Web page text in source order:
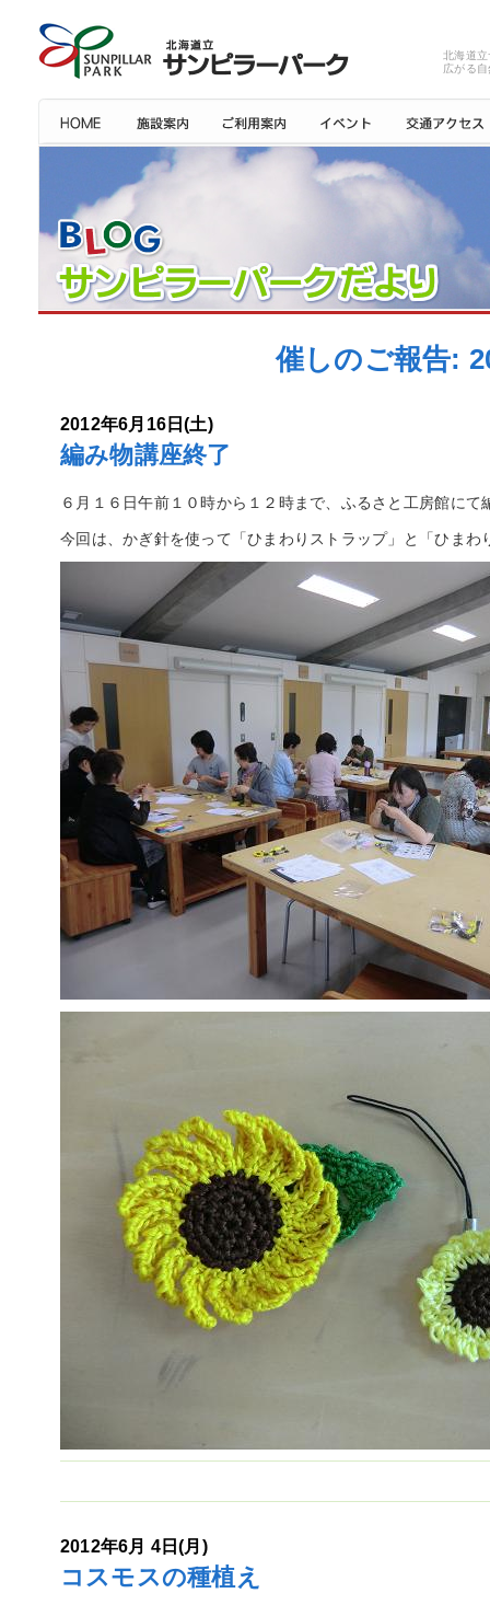
北海道
広がる
催しのご報告:
2012年6月16日(土)
編み物講座終了
６月１６日午前１０時から１２時まで、ふるさと工房館にて
今回は、かぎ針を使って「ひまわりストラップ」と「ひまわ
2012年6月 4日(月)
コスモスの種植え